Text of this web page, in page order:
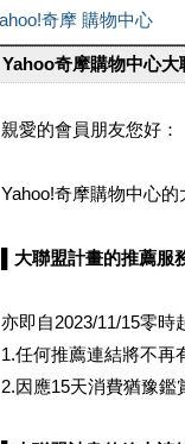
Yahoo奇摩購物中心大
親愛的會員朋友您好：
Yahoo!奇摩購物中心的
▌大聯盟計畫的推薦服
亦即自2023/11/15零時
1.任何推薦連結將不再
2.因應15天消費猶豫鑑